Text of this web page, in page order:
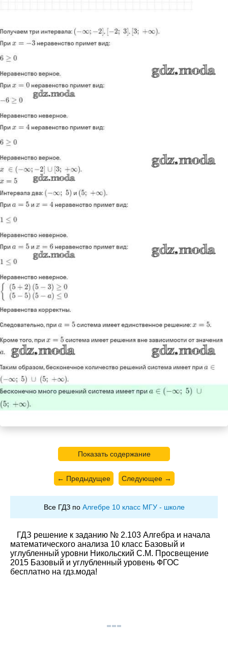
Показать содержание
← Предыдущее Следующее →
Все ГДЗ по Алгебре 10 класс МГУ - школе
ГДЗ решение к заданию № 2.103 Алгебра и начала
математического анализа 10 класс Базовый и
углубленный уровни Никольский С.М. Просвещение
2015 Базовый и углубленный уровень ФГОС
бесплатно на гдз.мода!